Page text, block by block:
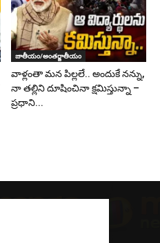
జాతీయం/అంతర్జాతీయం
వాళ్లంతా మన పిల్లలే.. అందుకే నన్ను,
నా తల్లిని దూషించినా క్షమిస్తున్నా –
ప్రధాని...